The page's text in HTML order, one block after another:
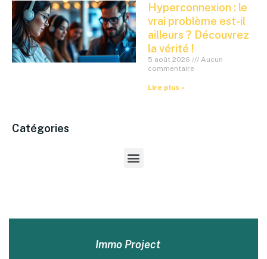
Hyperconnexion : le
vrai problème est-il
ailleurs ? Découvrez
la vérité !
5 août 2026
Aucun
commentaire
Lire plus »
Catégories
Immo Project